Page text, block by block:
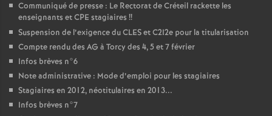
Communiqué de presse : Le Rectorat de Créteil rackette les
enseignants etCPE stagiaires !!
Suspension de l’exigence duCLESet C2I2e pour la titularisation
Compte rendu des AG à Torcy des 4, 5 et 7 février
Infos brèves n°6
Note administrative : Mode d’emploi pour les stagiaires
Stagiaires en 2012, néotitulaires en 2013...
Infos brèves n°7